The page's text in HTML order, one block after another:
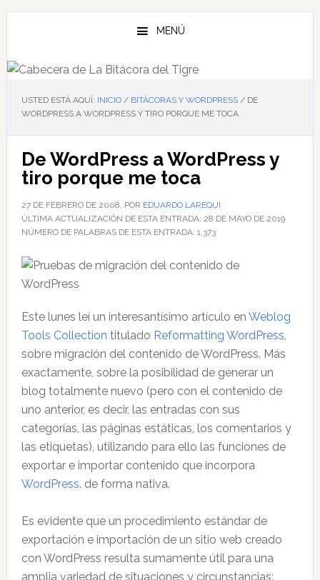
Saltar
principal
Saltar
barra
principal
Saltar
de
MENÚ
USTED ESTÁ AQUÍ: INICIO / BITÁCORAS Y WORDPRESS /DE
WORDPRESS A WORDPRESS Y TIRO PORQUE ME TOCA
De WordPress a WordPress y
tiro porque me toca
27 DE FEBRERO DE 2008, POR EDUARDO LAREQUI
ÚLTIMA ACTUALIZACIÓN DE ESTA ENTRADA: 28 DE MAYO DE 2019
NÚMERO DE PALABRAS DE ESTA ENTRADA: 1,373
Este lunes leí un interesantísimo artículo en Weblog
Tools Collection titulado Reformatting WordPress,
sobre migración del contenido de WordPress. Más
exactamente, sobre la posibilidad de generar un
blog totalmente nuevo (pero con el contenido de
uno anterior, es decir, las entradas con sus
categorías, las páginas estáticas, los comentarios y
las etiquetas), utilizando para ello las funciones de
exportar e importar contenido que incorpora
WordPress. de forma nativa.
Es evidente que un procedimiento estándar de
exportación e importación de un sitio web creado
con WordPress resulta sumamente útil para una
amplia variedad de situaciones y circunstancias: